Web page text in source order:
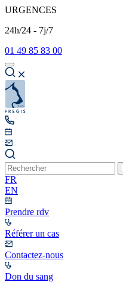
URGENCES
24h/24 - 7j/7
01 49 85 83 00
FR
EN
Prendre rdv
Référer un cas
Contactez-nous
Don du sang